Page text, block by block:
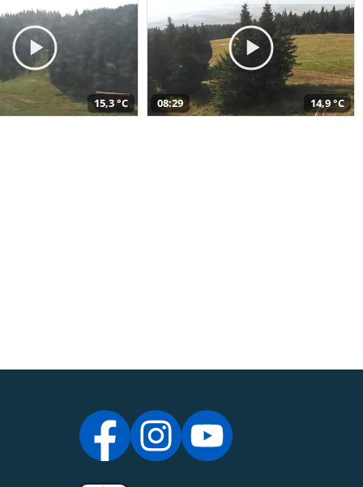
15,3 °C 08:29 14,9 °C